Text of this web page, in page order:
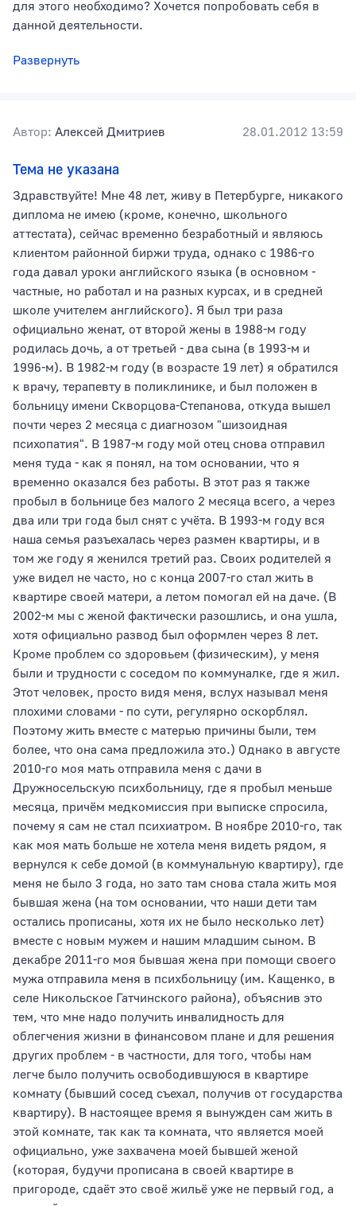
для этого необходимо? Хочется попробовать себя в
данной деятельности.
Развернуть
Автор: Алексей Дмитриев 28.01.2012 13:59
Тема не указана
Здравствуйте! Мне 48 лет, живу в Петербурге, никакого
диплома не имею (кроме, конечно, школьного
аттестата), сейчас временно безработный и являюсь
клиентом районной биржи труда, однако с 1986-го
года давал уроки английского языка (в основном -
частные, но работал и на разных курсах, и в средней
школе учителем английского). Я был три раза
официально женат, от второй жены в 1988-м году
родилась дочь, а от третьей - два сына (в 1993-м и
1996-м). В 1982-м году (в возрасте 19 лет) я обратился
к врачу, терапевту в поликлинике, и был положен в
больницу имени Скворцова-Степанова, откуда вышел
почти через 2 месяца с диагнозом "шизоидная
психопатия". В 1987-м году мой отец снова отправил
меня туда - как я понял, на том основании, что я
временно оказался без работы. В этот раз я также
пробыл в больнице без малого 2 месяца всего, а через
два или три года был снят с учёта. В 1993-м году вся
наша семья разъехалась через размен квартиры, и в
том же году я женился третий раз. Своих родителей я
уже видел не часто, но с конца 2007-го стал жить в
квартире своей матери, а летом помогал ей на даче. (В
2002-м мы с женой фактически разошлись, и она ушла,
хотя официально развод был оформлен через 8 лет.
Кроме проблем со здоровьем (физическим), у меня
были и трудности с соседом по коммуналке, где я жил.
Этот человек, просто видя меня, вслух называл меня
плохими словами - по сути, регулярно оскорблял.
Поэтому жить вместе с матерью причины были, тем
более, что она сама предложила это.) Однако в августе
2010-го моя мать отправила меня с дачи в
Дружносельскую психбольницу, где я пробыл меньше
месяца, причём медкомиссия при выписке спросила,
почему я сам не стал психиатром. В ноябре 2010-го, так
как моя мать больше не хотела меня видеть рядом, я
вернулся к себе домой (в коммунальную квартиру), где
меня не было 3 года, но зато там снова стала жить моя
бывшая жена (на том основании, что наши дети там
остались прописаны, хотя их не было несколько лет)
вместе с новым мужем и нашим младшим сыном. В
декабре 2011-го моя бывшая жена при помощи своего
мужа отправила меня в психбольницу (им. Кащенко, в
селе Никольское Гатчинского района), объяснив это
тем, что мне надо получить инвалидность для
облегчения жизни в финансовом плане и для решения
других проблем - в частности, для того, чтобы нам
легче было получить освободившуюся в квартире
комнату (бывший сосед съехал, получив от государства
квартиру). В настоящее время я вынужден сам жить в
этой комнате, так как та комната, что является моей
официально, уже захвачена моей бывшей женой
(которая, будучи прописана в своей квартире в
пригороде, сдаёт это своё жильё уже не первый год, а